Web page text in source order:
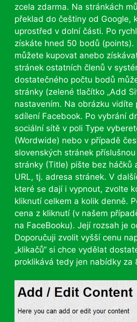
zcela zdarma. Na stránkách
překlad do češtiny od Google,
uprostřed v dolní části. Po
získáte hned 50 bodů
můžete kupovat anebo
stránek ostatních členů v
dostatečného počtu bodů
stránky (zelené tlačítko „Add
nastavením. Na obrázku vidíte
sdílení Facebook. Po vybrání
sociální sítě v poli Type
(Wordwide) nebo v případě
slovenských stránek
stránky (Title) pište bez háčků
URL, tj. adresa stránek. V
které se dají i vypnout, zvolte
kliknutí celkem a kolik denně.
cena z kliknutí (v našem
na FaceBooku). Její rozsah je
Doporučuji zvolit vyšší cenu
„klikačů“ si chce vydělat
proklikává tedy jen nabídky za